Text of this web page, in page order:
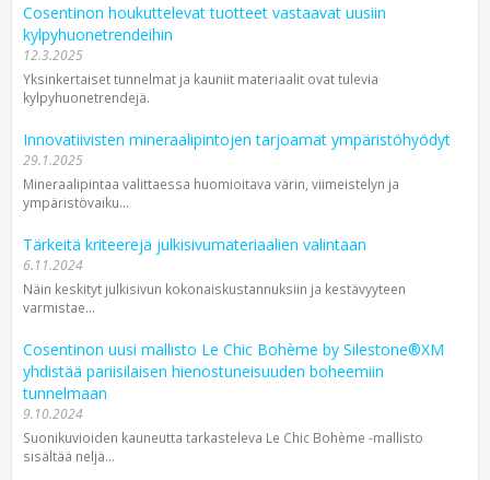
Cosentinon houkuttelevat tuotteet vastaavat uusiin
kylpyhuonetrendeihin
12.3.2025
Yksinkertaiset tunnelmat ja kauniit materiaalit ovat tulevia
kylpyhuonetrendejä.
Innovatiivisten mineraalipintojen tarjoamat ympäristöhyödyt
29.1.2025
Mineraalipintaa valittaessa huomioitava värin, viimeistelyn ja
ympäristövaiku...
Tärkeitä kriteerejä julkisivu­materiaalien valintaan
6.11.2024
Näin keskityt julkisivun kokonais­kustannuksiin ja kestävyyteen
varmistae...
Cosentinon uusi mallisto Le Chic Bohème by Silestone®XM
yhdistää pariisilaisen hienostuneisuuden boheemiin
tunnelmaan
9.10.2024
Suonikuvioiden kauneutta tarkasteleva Le Chic Bohème -mallisto
sisältää neljä...